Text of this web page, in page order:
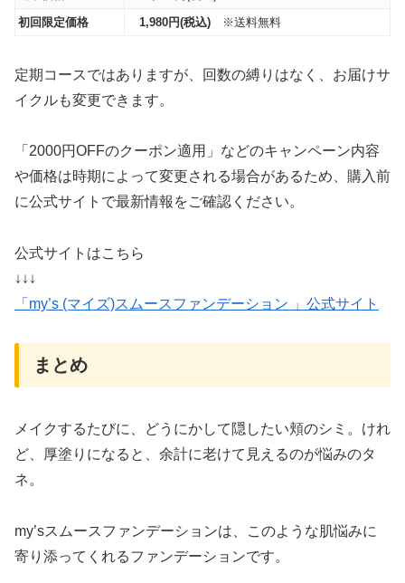
初回限定価格
1,980円(税込) ※送料無料
定期コースではありますが、回数の縛りはなく、お届けサ
イクルも変更できます。
「2000円OFFのクーポン適用」などのキャンペーン内容
や価格は時期によって変更される場合があるため、購入前
に公式サイトで最新情報をご確認ください。
公式サイトはこちら
↓↓↓
「my’s (マイズ)スムースファンデーション 」公式サイト
まとめ
メイクするたびに、どうにかして隠したい頬のシミ。けれ
ど、厚塗りになると、余計に老けて見えるのが悩みのタ
ネ。
my’sスムースファンデーションは、このような肌悩みに
寄り添ってくれるファンデーションです。